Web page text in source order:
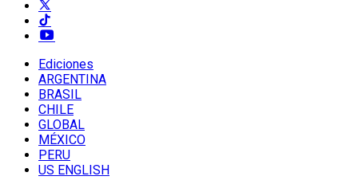
Ediciones
ARGENTINA
BRASIL
CHILE
GLOBAL
MÉXICO
PERU
US ENGLISH